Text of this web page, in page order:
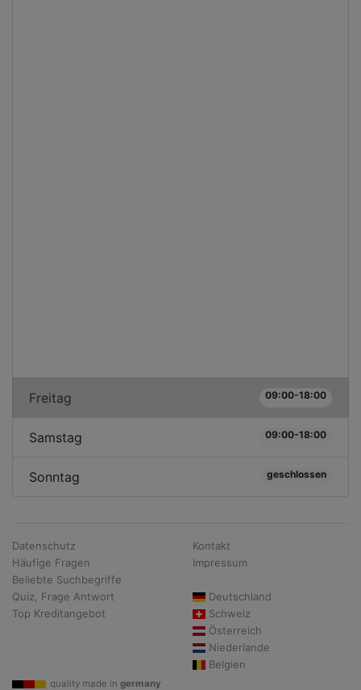
Freitag 09:00-18:00
Samstag 09:00-18:00
Sonntag geschlossen
Datenschutz
Häufige Fragen
Beliebte Suchbegriffe
Quiz, Frage Antwort
Top Kreditangebot
Kontakt
Impressum
Deutschland
Schweiz
Österreich
Niederlande
Belgien
quality made in germany